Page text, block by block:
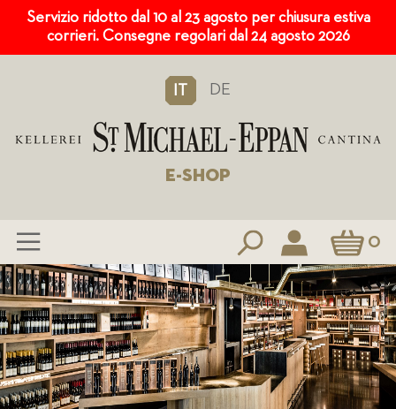
Servizio ridotto dal 10 al 23 agosto per chiusura estiva
corrieri. Consegne regolari dal 24 agosto 2026
IT DE
E-SHOP
Carrello0
Salta
al
contenuto